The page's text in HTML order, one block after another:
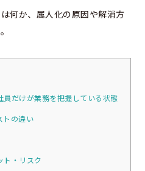
何か、属人化の原因や解消方
だけが業務を把握している状態
トの違い
ト・リスク